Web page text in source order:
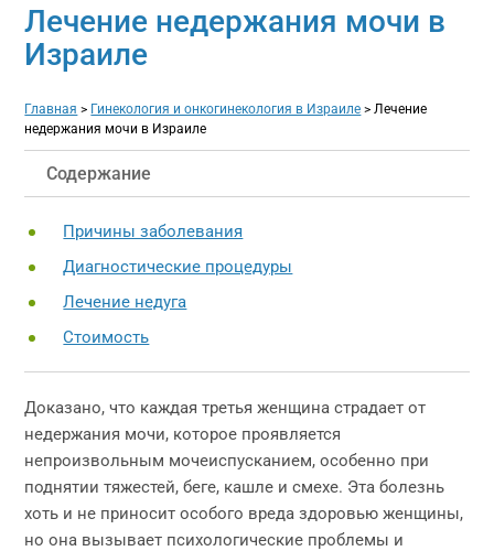
Лечение недержания мочи в
Израиле
Главная > Гинекология и онкогинекология в Израиле >Лечение
недержания мочи в Израиле
Содержание
Причины заболевания
Диагностические процедуры
Лечение недуга
Стоимость
Доказано, что каждая третья женщина страдает от
недержания мочи, которое проявляется
непроизвольным мочеиспусканием, особенно при
поднятии тяжестей, беге, кашле и смехе. Эта болезнь
хоть и не приносит особого вреда здоровью женщины,
но она вызывает психологические проблемы и